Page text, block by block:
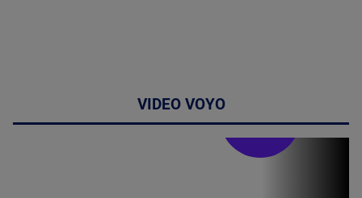
VIDEO VOYO